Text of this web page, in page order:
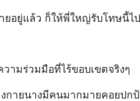
อยู่แล้ว ก็ให้พี่ใหญ่รับโทษนี้ไ
ามร่วมมือที่ไร้ขอบเขตจริงๆ
กายนางมีคนมากมายคอยป